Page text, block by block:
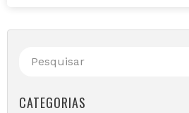
CATEGORIAS